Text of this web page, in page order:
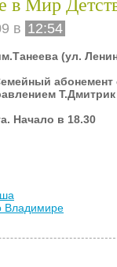
в 12:54
(ул.
абонемент
Т.Дмитрик
Начало в 18.30
Владимире